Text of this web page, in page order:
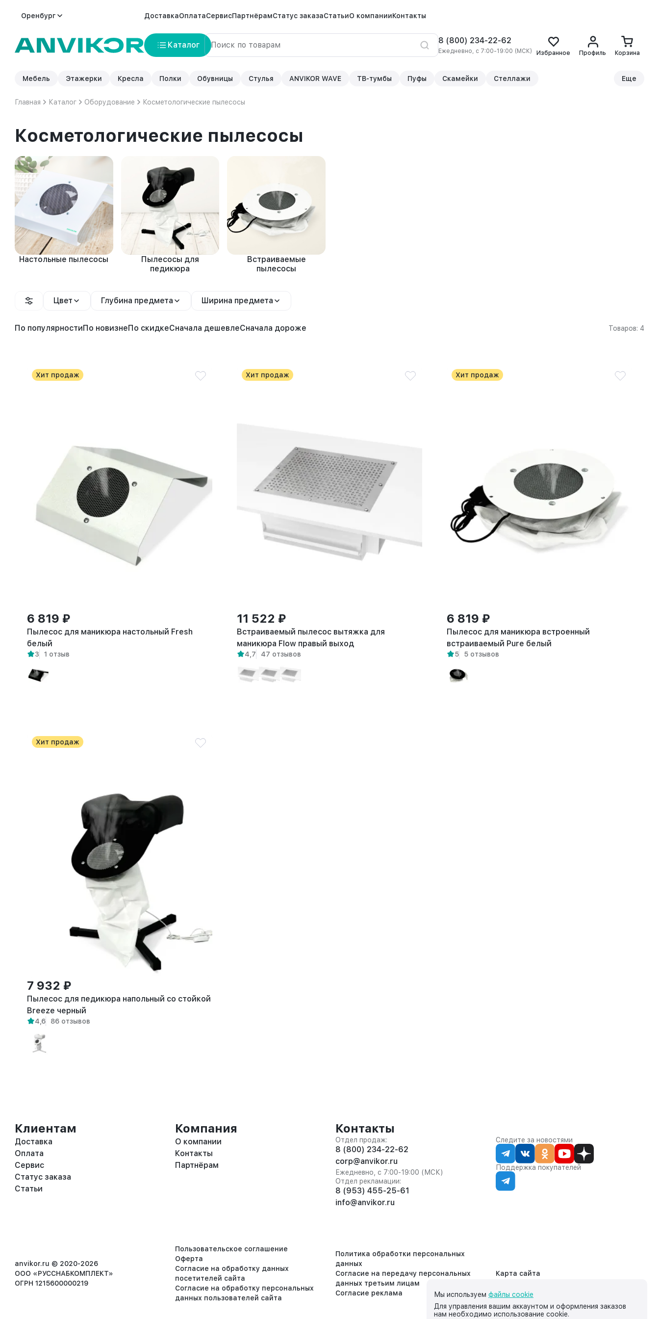
Оренбург ДоставкаОплатаСервисПартнёрамСтатус заказаСтатьиО компанииКонтакты
Каталог 8 (800) 234-22-62
Ежедневно, с 7:00-19:00 (МСК) Избранное Профиль Корзина
Мебель Этажерки Кресла Полки Обувницы Стулья ANVIKOR WAVE ТВ-тумбы Пуфы Скамейки Стеллажи Еще
Главная Каталог Оборудование Косметологические пылесосы
Косметологические пылесосы
Настольные пылесосы
Пылесосы для
педикюра
Встраиваемые
пылесосы
Цвет Глубина предмета Ширина предмета
По популярностиПо новизнеПо скидкеСначала дешевлеСначала дороже Товаров: 4
Хит продаж
6 819 ₽
Пылесос для маникюра настольный Fresh
белый
3 1 отзыв
Хит продаж
11 522 ₽
Встраиваемый пылесос вытяжка для
маникюра Flow правый выход
4,7 47 отзывов
Хит продаж
6 819 ₽
Пылесос для маникюра встроенный
встраиваемый Pure белый
5 5 отзывов
Хит продаж
7 932 ₽
Пылесос для педикюра напольный со стойкой
Breeze черный
4,6 86 отзывов
Клиентам
Доставка
Оплата
Сервис
Статус заказа
Статьи
Компания
О компании
Контакты
Партнёрам
Контакты
Отдел продаж:
8 (800) 234-22-62
corp@anvikor.ru
Ежедневно, с 7:00-19:00 (МСК)
Отдел рекламации:
8 (953) 455-25-61
info@anvikor.ru
Следите за новостями
Поддержка покупателей
anvikor.ru © 2020-2026
ООО «РУССНАБКОМПЛЕКТ»
ОГРН 1215600000219
Пользовательское соглашение
Оферта
Согласие на обработку данных
посетителей сайта
Согласие на обработку персональных
данных пользователей сайта
Политика обработки персональных
данных
Согласие на передачу персональных
данных третьим лицам
Согласие реклама
Карта сайта
Мы используем файлы cookie
Для управления вашим аккаунтом и оформления заказов
нам необходимо использование cookie.